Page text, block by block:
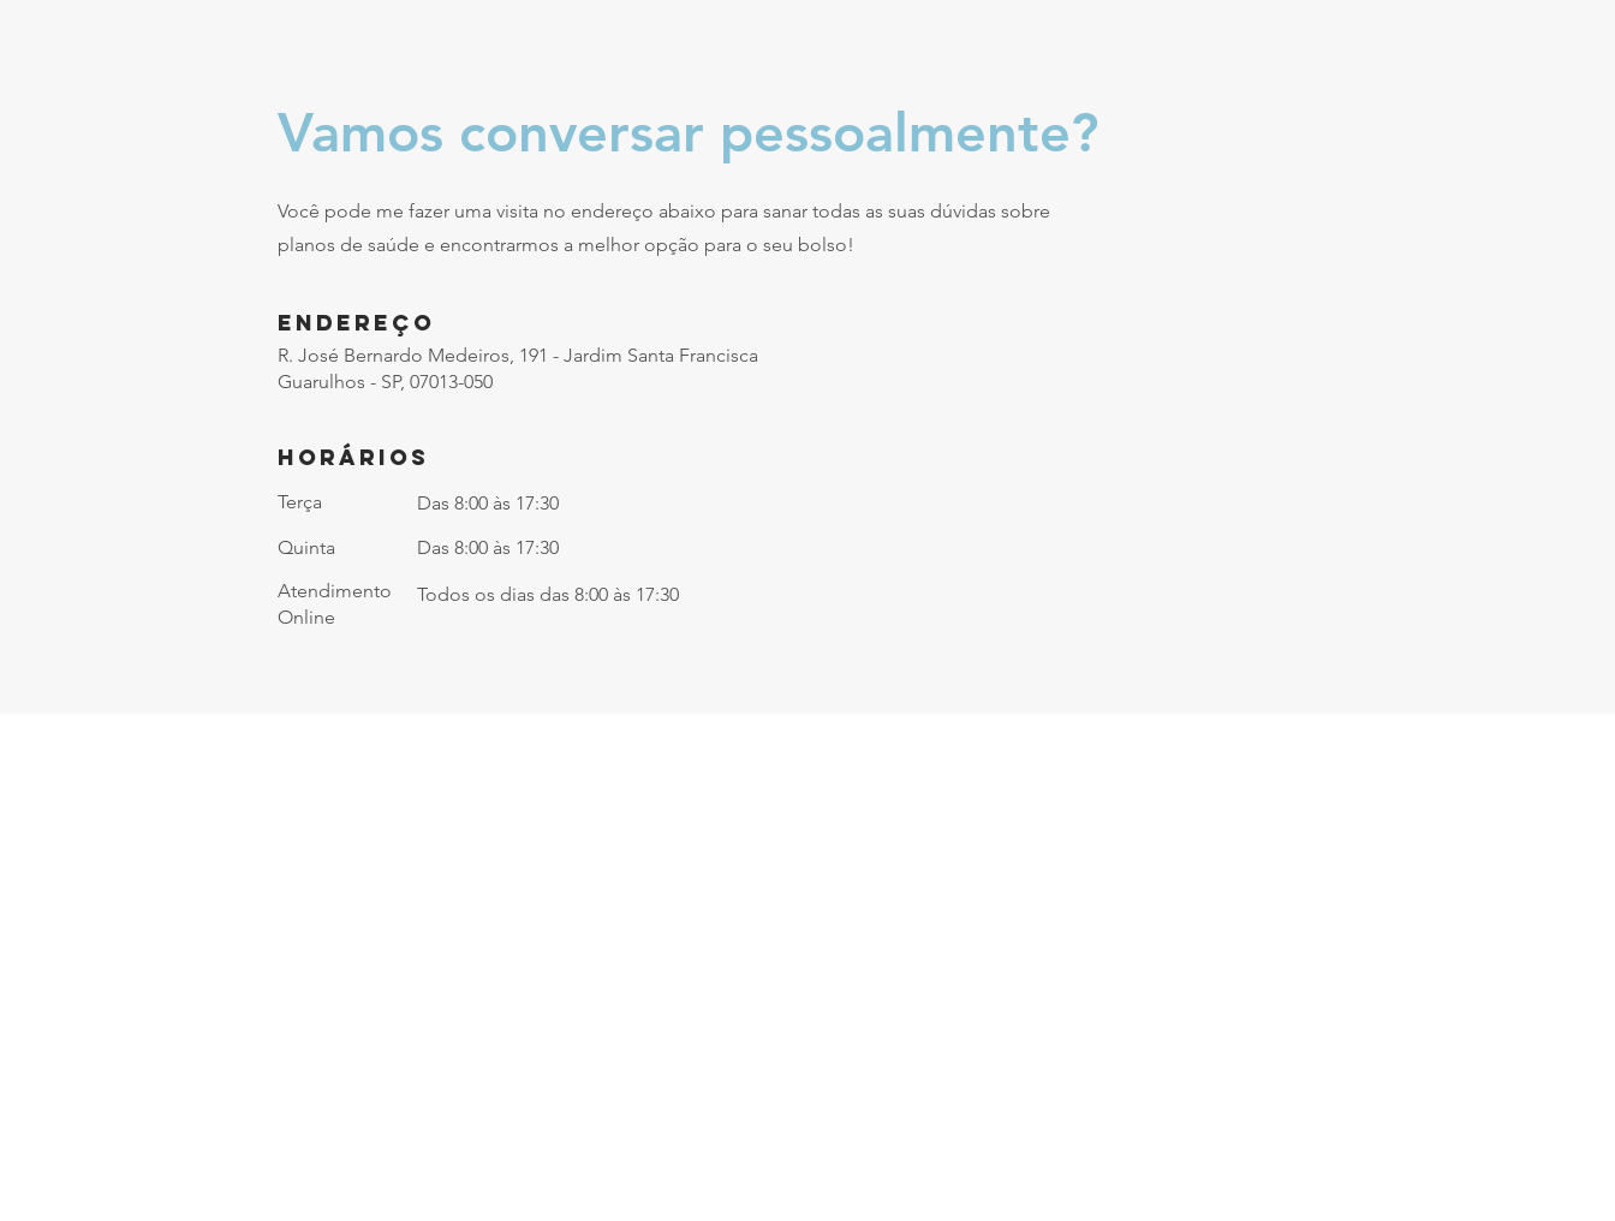
Vamos conversar pessoalmente?
Você pode me fazer uma visita no endereço abaixo para sanar todas as suas dúvidas sobre
planos de saúde e encontrarmos a melhor opção para o seu bolso!
Endereço
R. José Bernardo Medeiros, 191 - Jardim Santa Francisca
Guarulhos - SP, 07013-050
Horários
Terça
Das 8:00 às 17:30
Quinta
Das 8:00 às 17:30
Atendimento
Online
Todos os dias das 8:00 às 17:30